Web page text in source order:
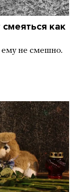
как
ему не смешно.